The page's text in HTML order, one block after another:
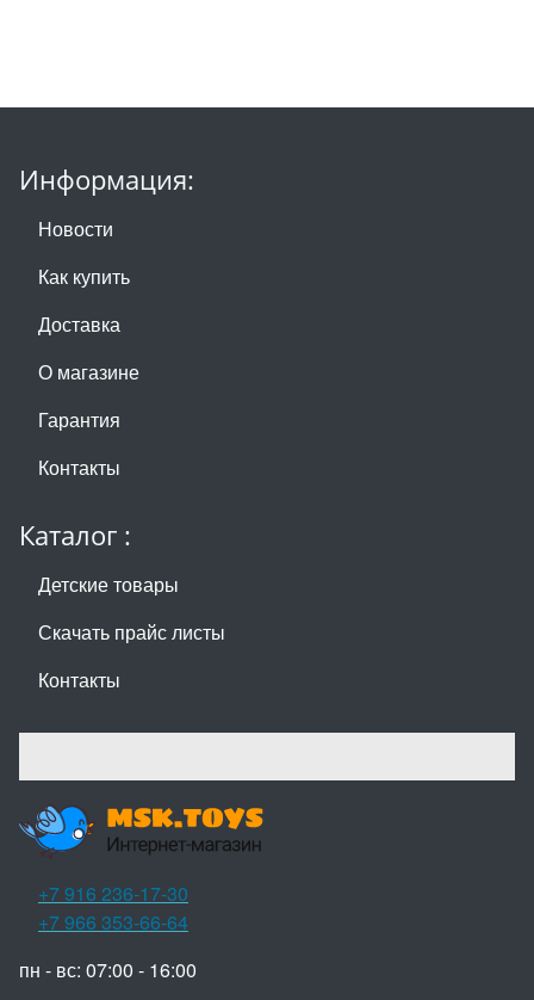
Информация:
Новости
Как купить
Доставка
О магазине
Гарантия
Контакты
Каталог :
Детские товары
Скачать прайс листы
Контакты
+7 916 236-17-30
+7 966 353-66-64
пн - вс: 07:00 - 16:00